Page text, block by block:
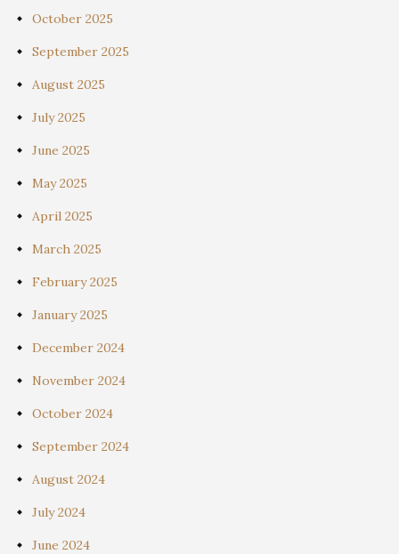
October 2025
September 2025
August 2025
July 2025
June 2025
May 2025
April 2025
March 2025
February 2025
January 2025
December 2024
November 2024
October 2024
September 2024
August 2024
July 2024
June 2024